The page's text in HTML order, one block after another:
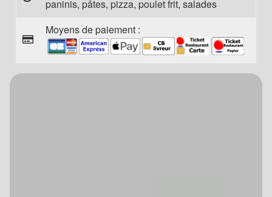
paninis, pâtes, pizza, poulet frit, salades
Moyens de paiement :